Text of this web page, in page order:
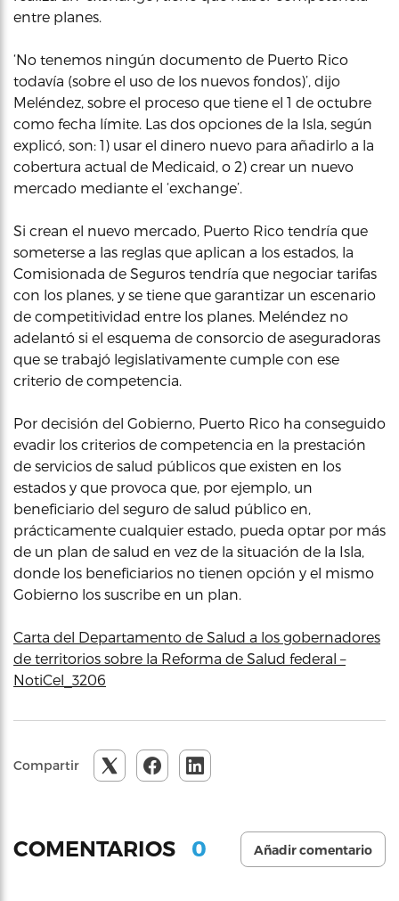
entre planes.
‘No tenemos ningún documento de Puerto Rico
todavía (sobre el uso de los nuevos fondos)’, dijo
Meléndez, sobre el proceso que tiene el 1 de octubre
como fecha límite. Las dos opciones de la Isla, según
explicó, son: 1) usar el dinero nuevo para añadirlo a la
cobertura actual de Medicaid, o 2) crear un nuevo
mercado mediante el ‘exchange’.
Si crean el nuevo mercado, Puerto Rico tendría que
someterse a las reglas que aplican a los estados, la
Comisionada de Seguros tendría que negociar tarifas
con los planes, y se tiene que garantizar un escenario
de competitividad entre los planes. Meléndez no
adelantó si el esquema de consorcio de aseguradoras
que se trabajó legislativamente cumple con ese
criterio de competencia.
Por decisión del Gobierno, Puerto Rico ha conseguido
evadir los criterios de competencia en la prestación
de servicios de salud públicos que existen en los
estados y que provoca que, por ejemplo, un
beneficiario del seguro de salud público en,
prácticamente cualquier estado, pueda optar por más
de un plan de salud en vez de la situación de la Isla,
donde los beneficiarios no tienen opción y el mismo
Gobierno los suscribe en un plan.
Carta del Departamento de Salud a los gobernadores
de territorios sobre la Reforma de Salud federal –
NotiCel_3206
Compartir
COMENTARIOS 0 Añadir comentario